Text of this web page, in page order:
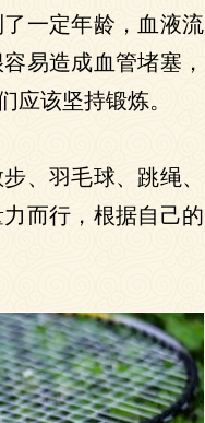
一定年龄，血液流
易造成血管堵塞，
应该坚持锻炼。
、羽毛球、跳绳、
而行，根据自己的